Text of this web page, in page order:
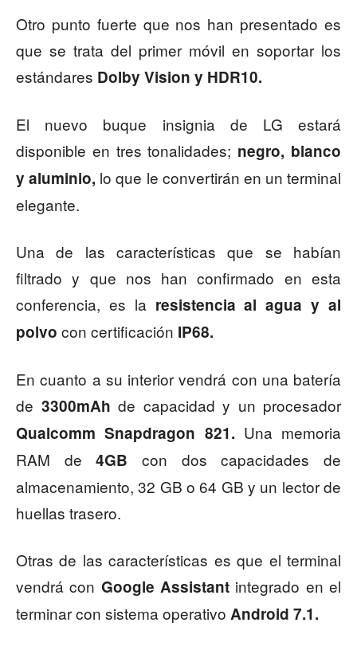
Otro punto fuerte que nos han presentado es
que se trata del primer móvil en soportar los
estándares Dolby Vision y HDR10.
El nuevo buque insignia de LG estará
disponible en tres tonalidades; negro, blanco
y aluminio, lo que le convertirán en un terminal
elegante.
Una de las características que se habían
filtrado y que nos han confirmado en esta
conferencia, es la resistencia al agua y al
polvo con certificación IP68.
En cuanto a su interior vendrá con una batería
de 3300mAh de capacidad y un procesador
Qualcomm Snapdragon 821. Una memoria
RAM de 4GBcon dos capacidades de
almacenamiento, 32 GB o 64 GB y un lector de
huellas trasero.
Otras de las características es que el terminal
vendrá con Google Assistant integrado en el
terminar con sistema operativo Android 7.1.